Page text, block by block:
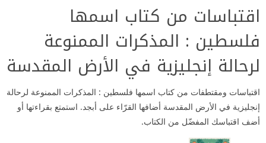
اقتباسات من كتاب اسمها
فلسطين : المذكرات الممنوعة
لرحالة إنجليزية في الأرض المقدسة
اقتباسات ومقتطفات من كتاب اسمها فلسطين : المذكرات الممنوعة لرحالة
إنجليزية في الأرض المقدسة أضافها القرّاء على أبجد. استمتع بقراءتها أو
أضف اقتباسك المفضّل من الكتاب.